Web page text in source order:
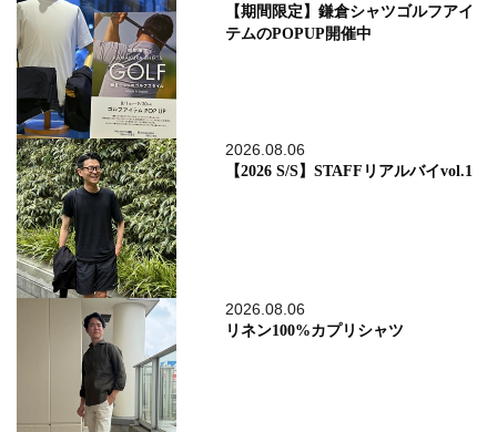
【期間限定】鎌倉シャツゴルフアイ
テムのPOPUP開催中
2026.08.06
【2026 S/S】STAFFリアルバイvol.1
2026.08.06
リネン100%カプリシャツ